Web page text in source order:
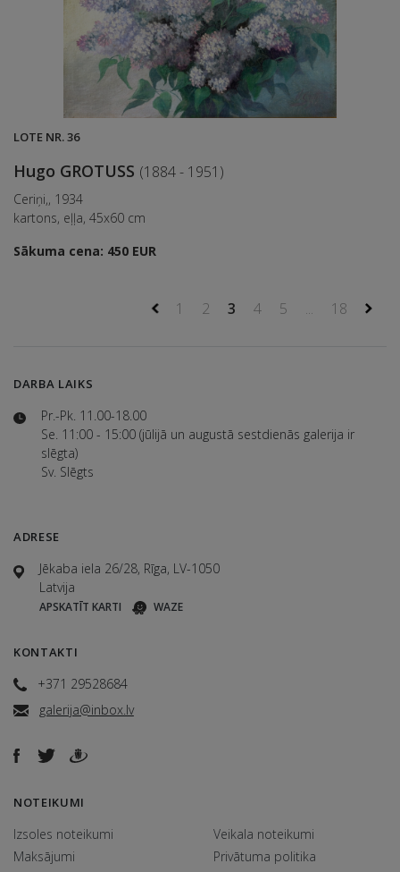
LOTE NR. 36
Hugo GROTUSS (1884 - 1951)
Ceriņi,, 1934
kartons, eļļa, 45x60 cm
Sākuma cena: 450 EUR
1 2 3 4 5 ... 18
DARBA LAIKS
Pr.-Pk. 11.00-18.00
Se. 11:00 - 15:00 (jūlijā un augustā sestdienās galerija ir
slēgta)
Sv. Slēgts
ADRESE
Jēkaba iela 26/28, Rīga, LV-1050
Latvija
APSKATĪT KARTI WAZE
KONTAKTI
+371 29528684
galerija@inbox.lv
NOTEIKUMI
Izsoles noteikumi
Maksājumi
Veikala noteikumi
Privātuma politika